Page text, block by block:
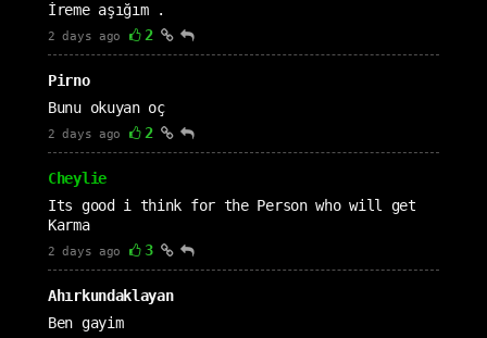
İreme aşığım .
2 days ago 2
Pirno
Bunu okuyan oç
2 days ago 2
Cheylie
Its good i think for the Person who will get
Karma
2 days ago 3
Ahırkundaklayan
Ben gayim